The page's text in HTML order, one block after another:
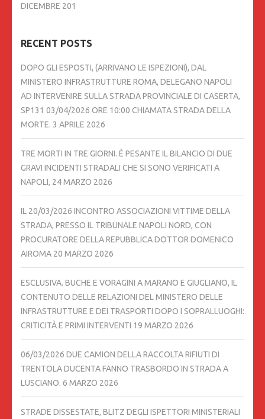
DICEMBRE 201
RECENT POSTS
DOPO GLI ESPOSTI, (ARRIVANO LE ISPEZIONI), DAL
MINISTERO INFRASTRUTTURE ROMA, DELEGANO NAPOLI
AD INTERVENIRE SULLA STRADA PROVINCIALE DI CASERTA,
SP131 03/04/2026 ORE 10:00 CHIAMATA STRADA DELLA
MORTE. 3 APRILE 2026
TRE MORTI IN TRE GIORNI. È PESANTE IL BILANCIO DI DUE
GRAVI INCIDENTI STRADALI CHE SI SONO VERIFICATI A
NAPOLI, 24 MARZO 2026
IL 20/03/2026 INCONTRO ASSOCIAZIONI VITTIME DELLA
STRADA, PRESSO IL TRIBUNALE NAPOLI NORD, CON
PROCURATORE DELLA REPUBBLICA DOTTOR DOMENICO
AIROMA 20 MARZO 2026
ESCLUSIVA. BUCHE E VORAGINI A MARANO E GIUGLIANO, IL
CONTENUTO DELLE RELAZIONI DEL MINISTERO DELLE
INFRASTRUTTURE E DEI TRASPORTI DOPO I SOPRALLUOGHI:
CRITICITÀ E PRIMI INTERVENTI 19 MARZO 2026
06/03/2026 DUE CAMION DELLA RACCOLTA RIFIUTI DI
TRENTOLA DUCENTA FANNO TRASBORDO IN STRADA A
LUSCIANO. 6 MARZO 2026
STRADE DISSESTATE, BLITZ DEGLI ISPETTORI MINISTERIALI